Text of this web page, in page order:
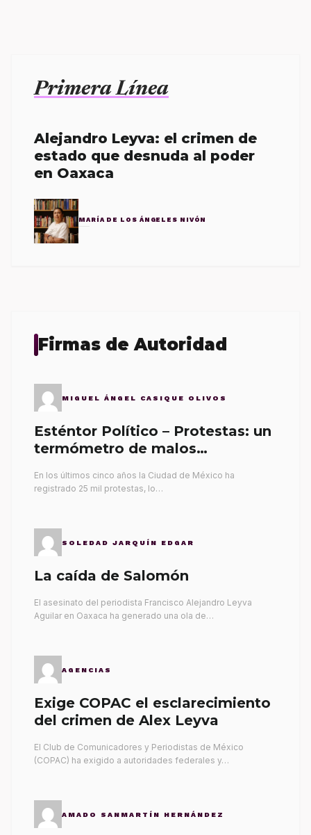
Primera Línea
Alejandro Leyva: el crimen de
estado que desnuda al poder
en Oaxaca
MARÍA DE LOS ÁNGELES NIVÓN
Firmas de Autoridad
MIGUEL ÁNGEL CASIQUE OLIVOS
Esténtor Político – Protestas: un
termómetro de malos
En los últimos cinco años la Ciudad de México ha
registrado 25 mil protestas, lo…
SOLEDAD JARQUÍN EDGAR
La caída de Salomón
El asesinato del periodista Francisco Alejandro Leyva
Aguilar en Oaxaca ha generado una ola de…
AGENCIAS
Exige COPAC el esclarecimiento
del crimen de Alex Leyva
El Club de Comunicadores y Periodistas de México
(COPAC) ha exigido a autoridades federales y…
AMADO SANMARTÍN HERNÁNDEZ